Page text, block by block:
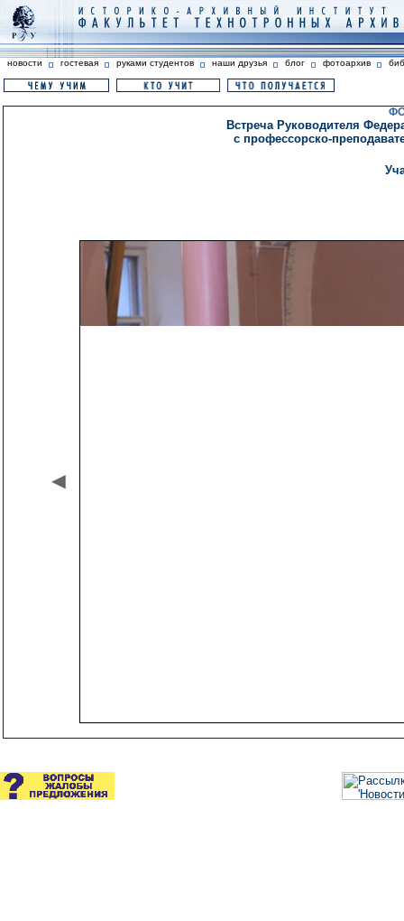
новости гостевая руками студентов наши друзья блог фотоархив
Встреча Руководителя
с профессорско-